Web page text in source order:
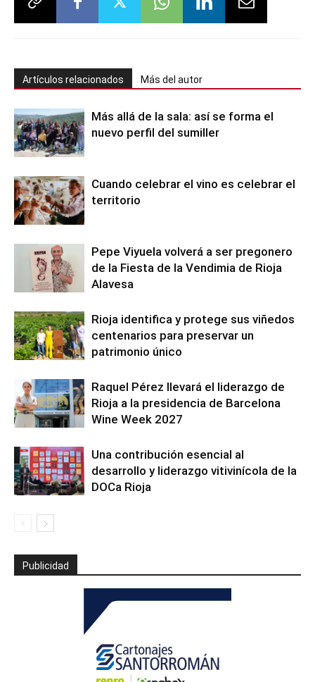
Artículos relacionados Más del autor
Más allá de la sala: así se forma el
nuevo perfil del sumiller
Cuando celebrar el vino es celebrar el
territorio
Pepe Viyuela volverá a ser pregonero
de la Fiesta de la Vendimia de Rioja
Alavesa
Rioja identifica y protege sus viñedos
centenarios para preservar un
patrimonio único
Raquel Pérez llevará el liderazgo de
Rioja a la presidencia de Barcelona
Wine Week 2027
Una contribución esencial al
desarrollo y liderazgo vitivinícola de la
DOCa Rioja
Publicidad